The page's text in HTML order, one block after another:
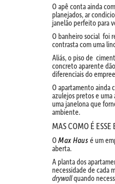
O apê conta ainda
planejados, ar
janelão perfeito para
O banheiro social foi
contrasta com uma
Aliás, o piso de
concreto aparente
diferenciais do
O apartamento ainda
azulejos pretos e
uma janelona que
ambiente.
MAS COMO É ESSE
O Max Haus é um
aberta.
A planta dos
necessidade de cada
drywallquando